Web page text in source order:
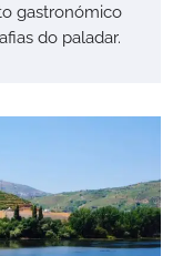
gastronómico
do paladar.